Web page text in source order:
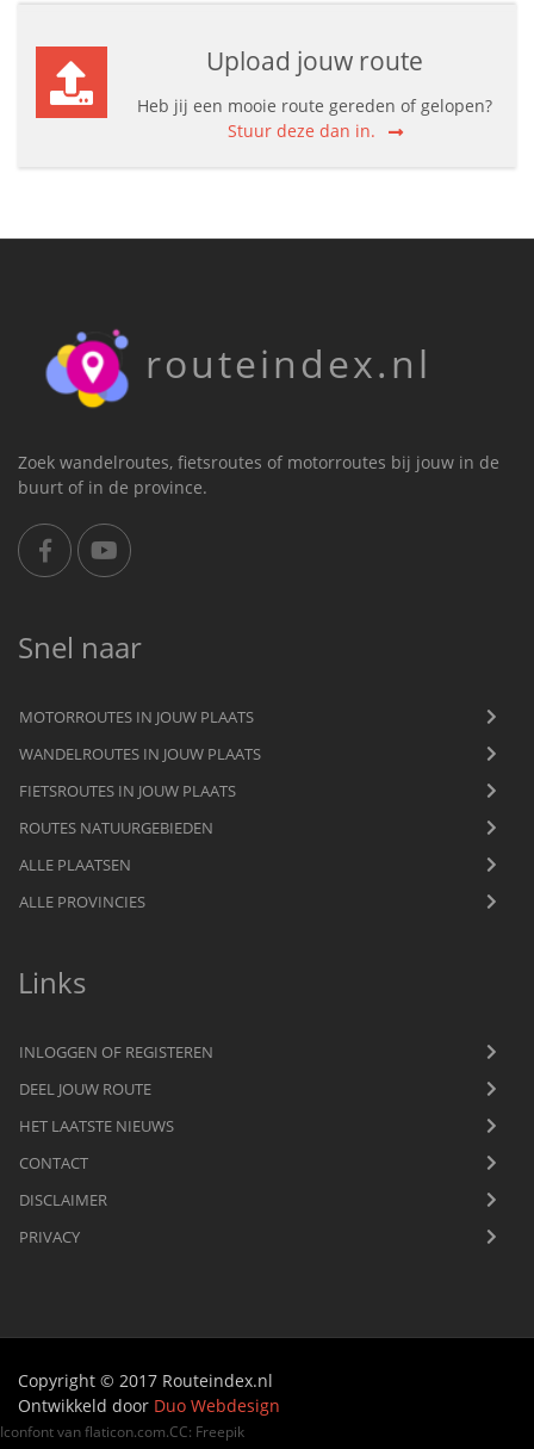
Upload jouw route
Heb jij een mooie route gereden of gelopen?
Stuur deze dan in.
routeindex.nl
Zoek wandelroutes, fietsroutes of motorroutes bij jouw in de
buurt of in de province.
Snel naar
MOTORROUTES IN JOUW PLAATS
WANDELROUTES IN JOUW PLAATS
FIETSROUTES IN JOUW PLAATS
ROUTES NATUURGEBIEDEN
ALLE PLAATSEN
ALLE PROVINCIES
Links
INLOGGEN OF REGISTEREN
DEEL JOUW ROUTE
HET LAATSTE NIEUWS
CONTACT
DISCLAIMER
PRIVACY
Copyright © 2017 Routeindex.nl
Ontwikkeld door Duo Webdesign
Iconfont vanflaticon.com.CC: Freepik